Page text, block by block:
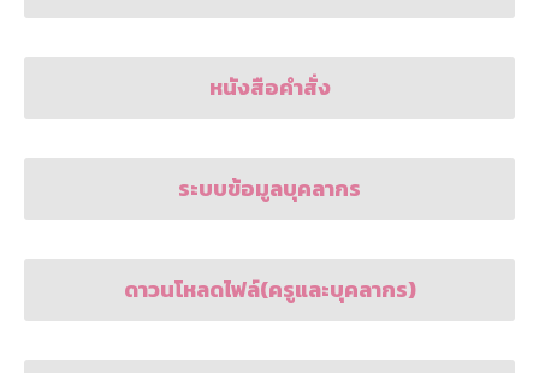
หนังสือคำสั่ง
ระบบข้อมูลบุคลากร
ดาวนโหลดไฟล์(ครูและบุคลากร)